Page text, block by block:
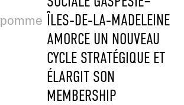
ÎLES‑DE‑LA‑MADELEINE
AMORCE UN NOUVEAU
CYCLE STRATÉGIQUE ET
ÉLARGIT SON
MEMBERSHIP